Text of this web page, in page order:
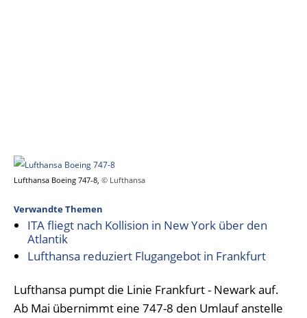
Lufthansa Boeing 747-8, © Lufthansa
Verwandte Themen
ITA fliegt nach Kollision in New York über den
Atlantik
Lufthansa reduziert Flugangebot in Frankfurt
Lufthansa pumpt die Linie Frankfurt - Newark auf.
Ab Mai übernimmt eine 747-8 den Umlauf anstelle